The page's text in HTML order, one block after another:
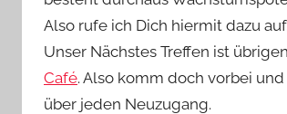
Also rufe ich Dich hiermit dazu
Unser Nächstes Treffen ist
Café. Also komm doch vorbei
über jeden Neuzugang.